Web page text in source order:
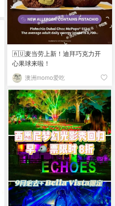
🇦🇺麦当劳上新！迪拜巧克力开
心果球来啦！
澳洲momo爱吃